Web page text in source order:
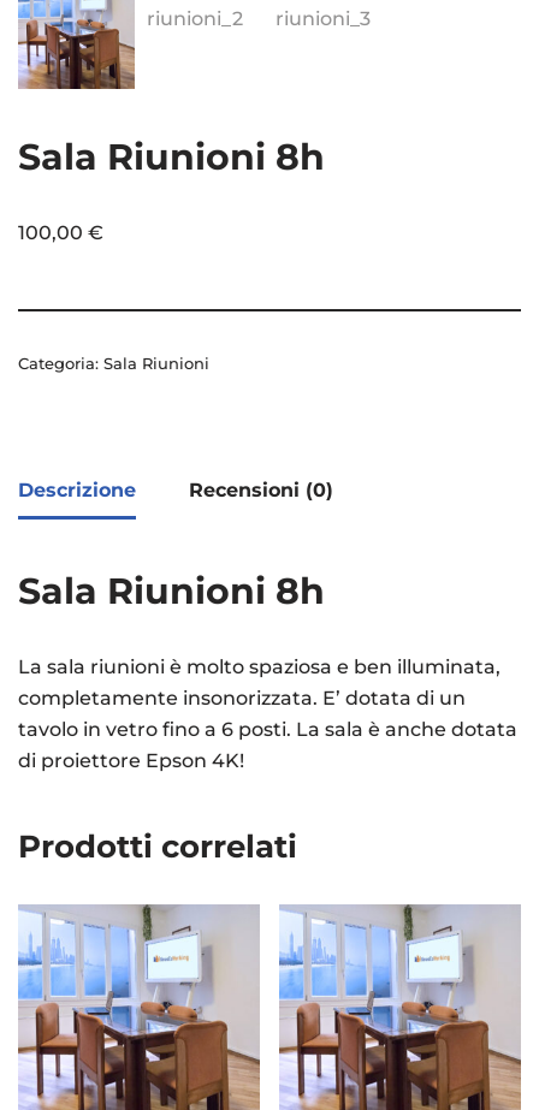
Sala Riunioni 8h
100,00 €
Categoria: Sala Riunioni
Descrizione Recensioni (0)
Sala Riunioni 8h
La sala riunioni è molto spaziosa e ben illuminata,
completamente insonorizzata. E’ dotata di un
tavolo in vetro fino a 6 posti. La sala è anche dotata
di proiettore Epson 4K!
Prodotti correlati